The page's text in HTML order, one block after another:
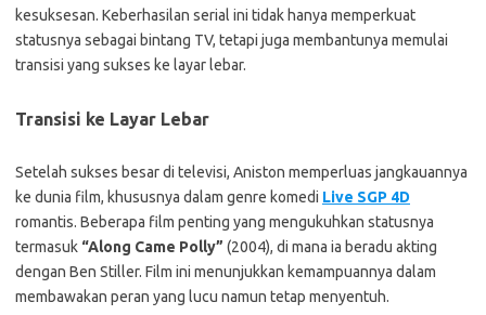
kesuksesan. Keberhasilan serial ini tidak hanya memperkuat
statusnya sebagai bintang TV, tetapi juga membantunya memulai
transisi yang sukses ke layar lebar.
Transisi ke Layar Lebar
Setelah sukses besar di televisi, Aniston memperluas jangkauannya
ke dunia film, khususnya dalam genre komedi Live SGP 4D
romantis. Beberapa film penting yang mengukuhkan statusnya
termasuk “Along Came Polly” (2004), di mana ia beradu akting
dengan Ben Stiller. Film ini menunjukkan kemampuannya dalam
membawakan peran yang lucu namun tetap menyentuh.